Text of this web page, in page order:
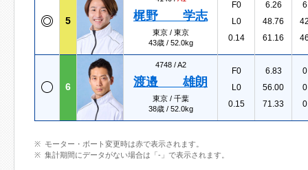
5 梶野 学志
東京 / 東京
43歳 / 52.0kg
F0
L0
0.14
6.26
48.76
61.16
6
4748 /A2
渡邉 雄朗
東京 / 千葉
38歳 / 52.0kg
F0
L0
0.15
6.83
56.00
71.33
モーター・ボート変更時は赤で表示されます。
集計期間にデータがない場合は「-」で表示されます。